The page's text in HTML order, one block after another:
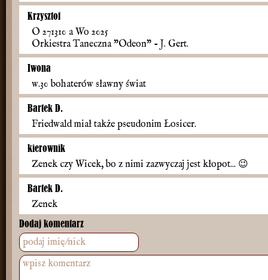
Krzysztof
O 271310 a Wo 2025
Orkiestra Taneczna "Odeon" - J. Gert.
Iwona
w.30 bohaterów sławny świat
Bartek D.
Friedwald miał także pseudonim Łosicer.
kierownik
Zenek czy Wicek, bo z nimi zazwyczaj jest kłopot... 😉
Bartek D.
Zenek
Dodaj komentarz